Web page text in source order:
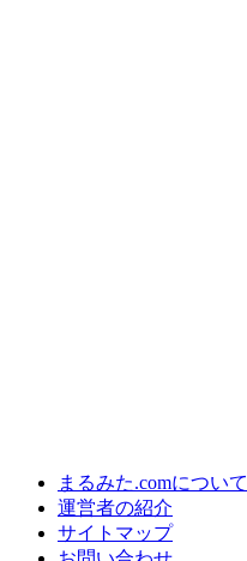
まるみた.comについて
運営者の紹介
サイトマップ